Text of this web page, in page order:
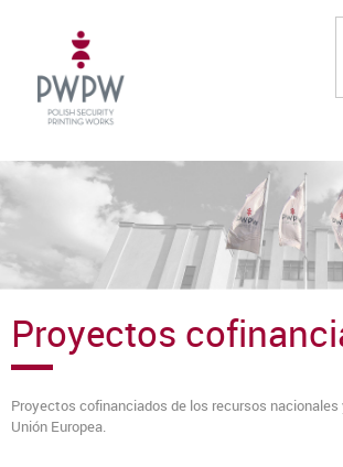
Proyectos
Proyectos cofinanciados de los recursos nacionales
Unión Europea.